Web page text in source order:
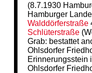
(8.7.1930
Hamburger
Walddörferstraße
Schlüterstraße
Grab: bestattet
Ohlsdorfer
Erinnerungsstein
Ohlsdorfer